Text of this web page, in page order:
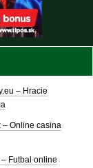
– Hracie
– Online casina
– Futbal online